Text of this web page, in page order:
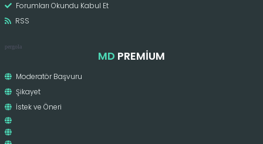
Forumları Okundu Kabul Et
RSS
pergola
MD PREMIUM
Moderatör Başvuru
Şikayet
İstek ve Öneri